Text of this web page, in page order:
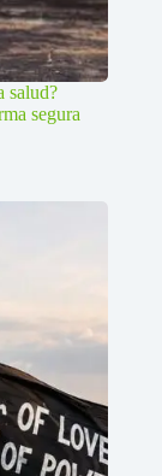
salud?
segura